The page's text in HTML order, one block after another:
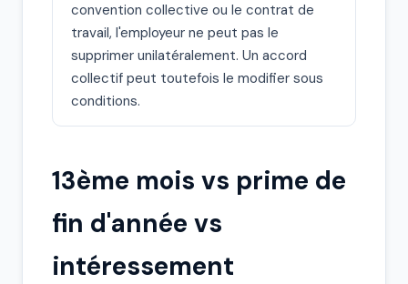
convention collective ou le contrat de
travail, l'employeur ne peut pas le
supprimer unilatéralement. Un accord
collectif peut toutefois le modifier sous
conditions.
13ème mois vs prime de
fin d'année vs
intéressement